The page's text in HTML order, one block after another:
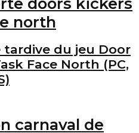
tardive du jeu Door
Face North (PC,